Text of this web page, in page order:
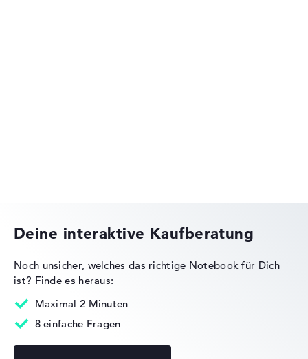
Lenovo ThinkBook
Deine interaktive Kaufberatung
Noch unsicher, welches das richtige Notebook für Dich
ist? Finde es heraus:
Maximal 2 Minuten
8 einfache Fragen